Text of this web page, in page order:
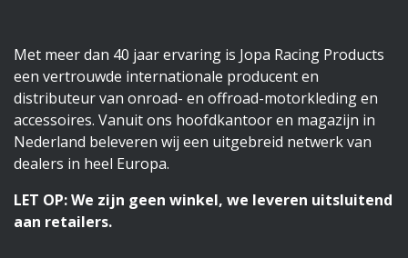
Met meer dan 40 jaar ervaring is Jopa Racing Products
een vertrouwde internationale producent en
distributeur van onroad- en offroad-motorkleding en
accessoires. Vanuit ons hoofdkantoor en magazijn in
Nederland beleveren wij een uitgebreid netwerk van
dealers in heel Europa.
LET OP: We zijn geen winkel, we leveren uitsluitend
aan retailers.